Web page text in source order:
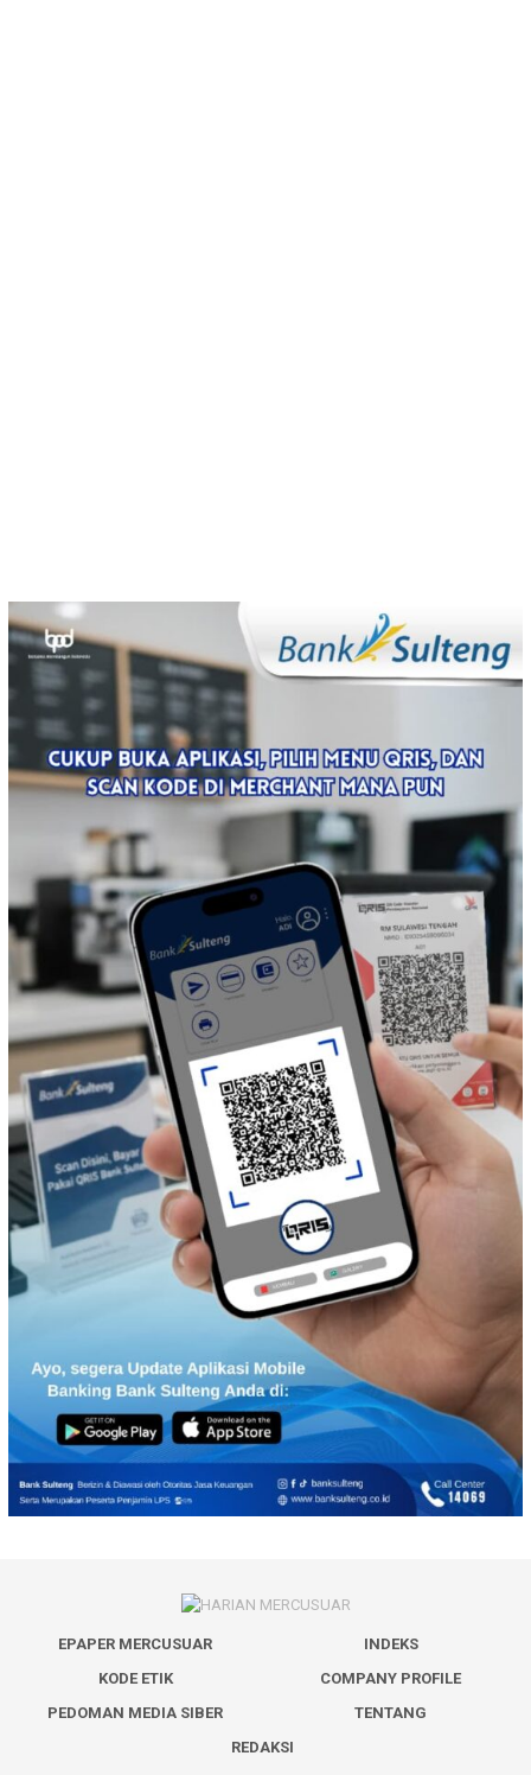
EPAPER MERCUSUAR
INDEKS
KODE ETIK
COMPANY PROFILE
PEDOMAN MEDIA SIBER
TENTANG
REDAKSI